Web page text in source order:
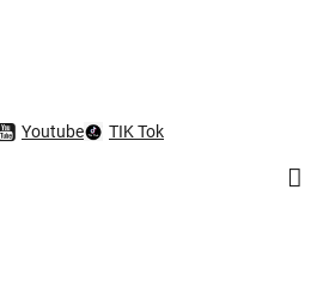
Youtube TIK Tok